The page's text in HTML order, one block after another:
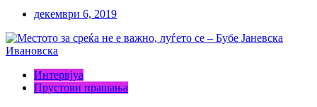
декември 6, 2019
Интервјуа
Прустови прашања